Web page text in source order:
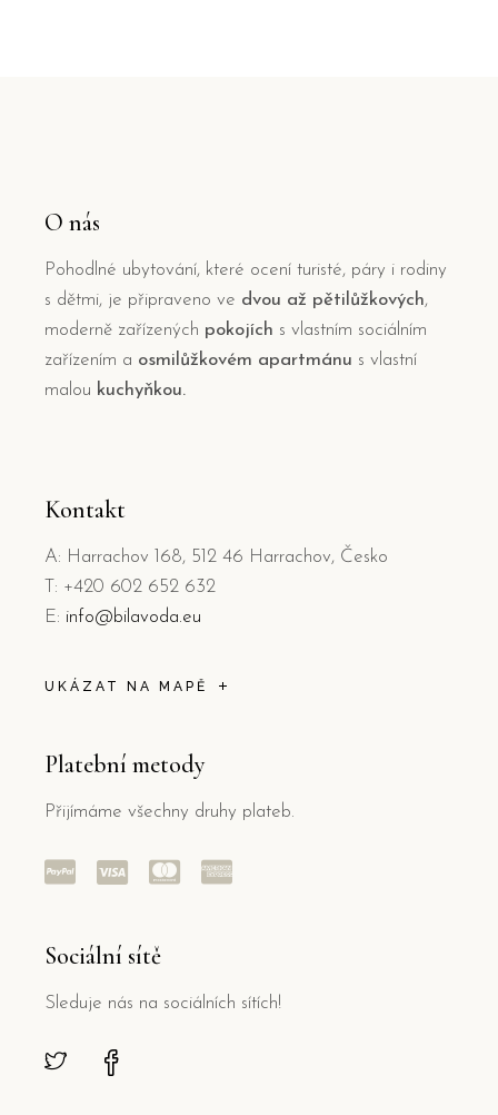
O nás
Pohodlné ubytování, které ocení turisté, páry i rodiny
s dětmi, je připraveno ve dvou až pětilůžkových,
moderně zařízených pokojích s vlastním sociálním
zařízením a osmilůžkovém apartmánu s vlastní
malou kuchyňkou.
Kontakt
A: Harrachov 168, 512 46 Harrachov, Česko
T: +420 602 652 632
E: info@bilavoda.eu
UKÁZAT NA MAPĚ
Platební metody
Přijímáme všechny druhy plateb.
Sociální sítě
Sleduje nás na sociálních sítích!